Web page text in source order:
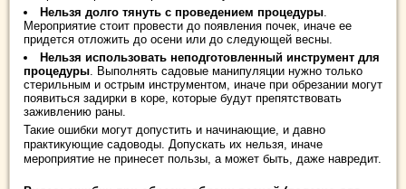
Нельзя долго тянуть с проведением процедуры.
Мероприятие стоит провести до появления почек, иначе ее
придется отложить до осени или до следующей весны.
Нельзя использовать неподготовленный инструмент для
процедуры. Выполнять садовые манипуляции нужно только
стерильным и острым инструментом, иначе при обрезании могут
появиться задирки в коре, которые будут препятствовать
заживлению раны.
Такие ошибки могут допустить и начинающие, и давно
практикующие садоводы. Допускать их нельзя, иначе
мероприятие не принесет пользы, а может быть, даже навредит.